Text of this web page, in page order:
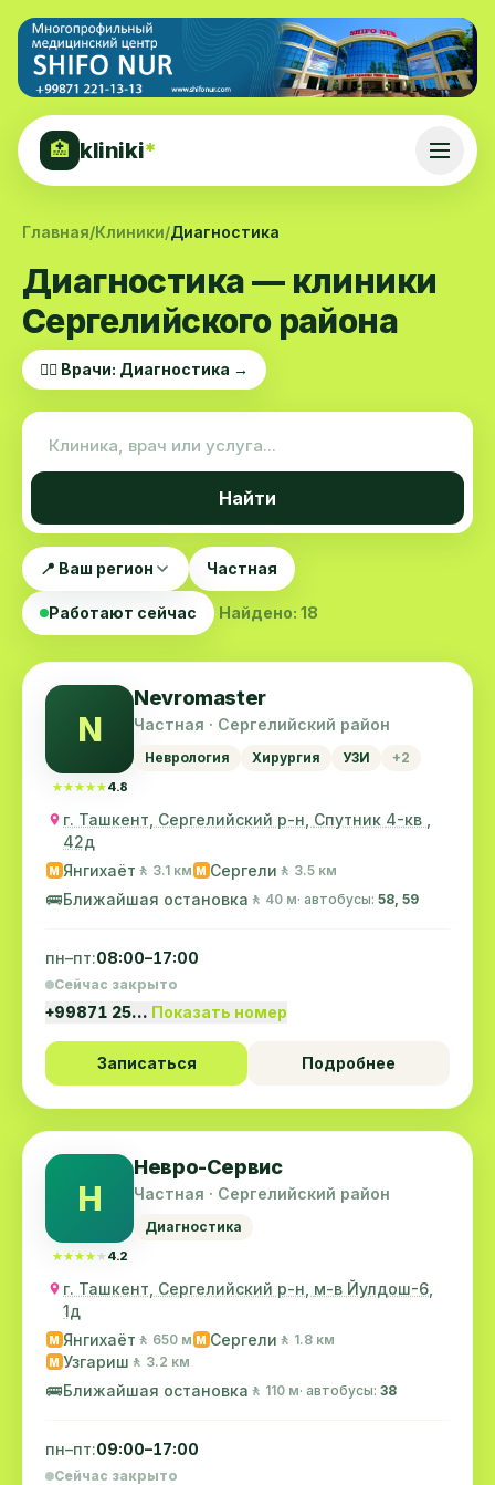
🏥 kliniki*
Главная/Клиники/Диагностика
Диагностика — клиники
Сергелийского района
👨‍⚕️ Врачи: Диагностика →
Найти
📍 Ваш регион Частная
Работают сейчас Найдено: 18
N
★★★★★
★★★★★ 4.8
Nevromaster
Частная · Сергелийский район
Неврология Хирургия УЗИ +2
г. Ташкент, Сергелийский р-н, Спутник 4-кв ,
42д
M Янгихаёт 🚶 3.1 км M Сергели 🚶 3.5 км
🚌Ближайшая остановка 🚶 40 м· автобусы: 58, 59
пн–пт:08:00–17:00
Сейчас закрыто
+99871 25… Показать номер
Записаться Подробнее
Н
★★★★★
★★★★★ 4.2
Невро-Сервис
Частная · Сергелийский район
Диагностика
г. Ташкент, Сергелийский р-н, м-в Йулдош-6,
1д
M Янгихаёт 🚶 650 м M Сергели 🚶 1.8 км
M Узгариш 🚶 3.2 км
🚌Ближайшая остановка 🚶 110 м· автобусы: 38
пн–пт:09:00–17:00
Сейчас закрыто